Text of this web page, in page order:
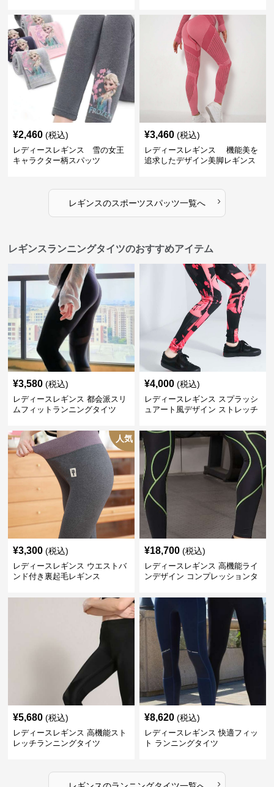
¥2,460 (税込)
レディースレギンス 雪の女王
キャラクター柄スパッツ
¥3,460 (税込)
レディースレギンス 機能美を
追求したデザイン美脚レギンス
レギンスのスポーツスパッツ一覧へ ›
レギンスランニングタイツのおすすめアイテム
¥3,580 (税込)
レディースレギンス 都会派スリ
ムフィットランニングタイツ
¥4,000 (税込)
レディースレギンス スプラッシ
ュアート風デザイン ストレッチ
人気
¥3,300 (税込)
レディースレギンス ウエストバ
ンド付き裏起毛レギンス
¥18,700 (税込)
レディースレギンス 高機能ライ
ンデザイン コンプレッションタ
¥5,680 (税込)
レディースレギンス 高機能スト
レッチランニングタイツ
¥8,620 (税込)
レディースレギンス 快適フィッ
ト ランニングタイツ
›